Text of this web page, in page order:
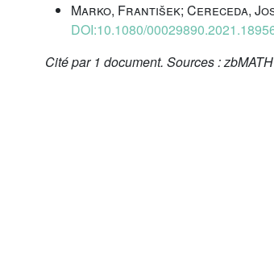
Marko, František; Cereceda,
DOI:10.1080/
Cité par 1 document. Sources :zbMATH